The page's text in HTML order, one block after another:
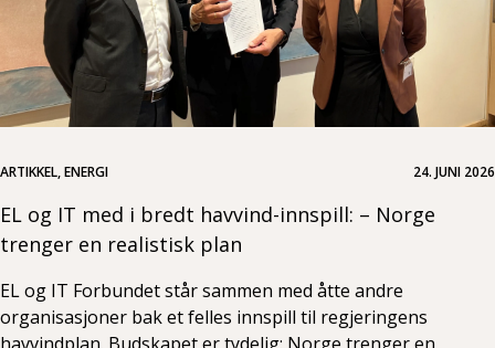
ARTIKKEL, ENERGI 24. JUNI 2026
EL og IT med i bredt havvind-innspill: – Norge
trenger en realistisk plan
EL og IT Forbundet står sammen med åtte andre
organisasjoner bak et felles innspill til regjeringens